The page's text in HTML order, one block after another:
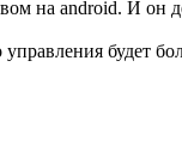
на android. И он
будет